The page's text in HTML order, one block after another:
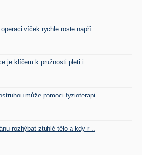
operaci víček rychle roste napří ..
je klíčem k pružnosti pleti i ..
může pomoci fyzioterapi ..
rozhýbat ztuhlé tělo a kdy r ..